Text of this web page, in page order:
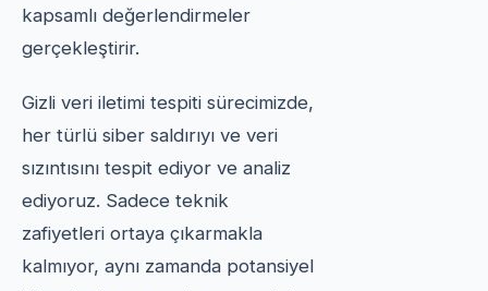
kapsamlı değerlendirmeler
gerçekleştirir.
Gizli veri iletimi tespiti sürecimizde,
her türlü siber saldırıyı ve veri
sızıntısını tespit ediyor ve analiz
ediyoruz. Sadece teknik
zafiyetleri ortaya çıkarmakla
kalmıyor, aynı zamanda potansiyel